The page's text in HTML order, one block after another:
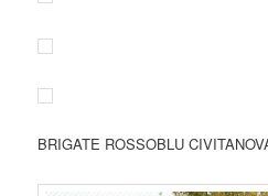
BRIGATE ROSSOBLU